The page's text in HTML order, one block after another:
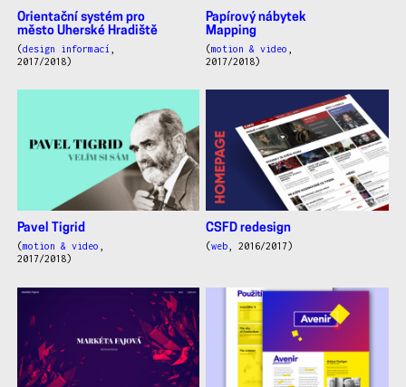
Orientační systém pro
město Uherské Hradiště
(design informací
2017/2018)
Papírový nábytek
Mapping
(motion & video
2017/2018)
Pavel Tigrid
(motion & video ,
2017/2018)
CSFD redesign
(web, 2016/2017)